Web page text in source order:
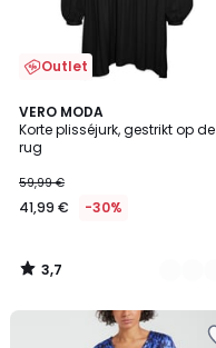
Outlet
VERO MODA
Korte plisséjurk, gestrikt op de
rug
59,99 €
41,99 € -30%
3,7
/ 5
2
Kleuren
3,7
/